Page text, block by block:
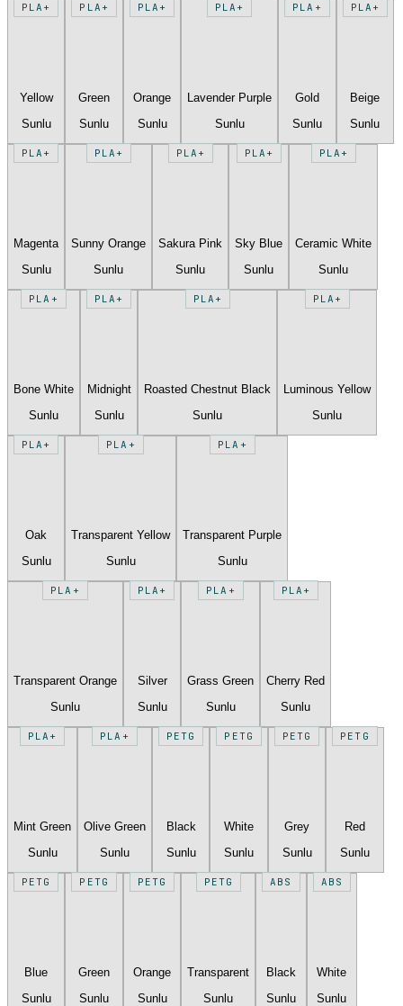
PLA+
Yellow
Sunlu
PLA+
Green
Sunlu
PLA+
Orange
Sunlu
PLA+
Lavender Purple
Sunlu
PLA+
Gold
Sunlu
PLA+
Beige
Sunlu
PLA+
Magenta
Sunlu
PLA+
Sunny Orange
Sunlu
PLA+
Sakura Pink
Sunlu
PLA+
Sky Blue
Sunlu
PLA+
Ceramic White
Sunlu
PLA+
Bone White
Sunlu
PLA+
Midnight
Sunlu
PLA+
Roasted Chestnut Black
Sunlu
PLA+
Luminous Yellow
Sunlu
PLA+
Oak
Sunlu
PLA+
Transparent Yellow
Sunlu
PLA+
Transparent Purple
Sunlu
PLA+
Transparent Orange
Sunlu
PLA+
Silver
Sunlu
PLA+
Grass Green
Sunlu
PLA+
Cherry Red
Sunlu
PLA+
Mint Green
Sunlu
PLA+
Olive Green
Sunlu
PETG
Black
Sunlu
PETG
White
Sunlu
PETG
Grey
Sunlu
PETG
Red
Sunlu
PETG
Blue
Sunlu
PETG
Green
Sunlu
PETG
Orange
Sunlu
PETG
Transparent
Sunlu
ABS
Black
Sunlu
ABS
White
Sunlu